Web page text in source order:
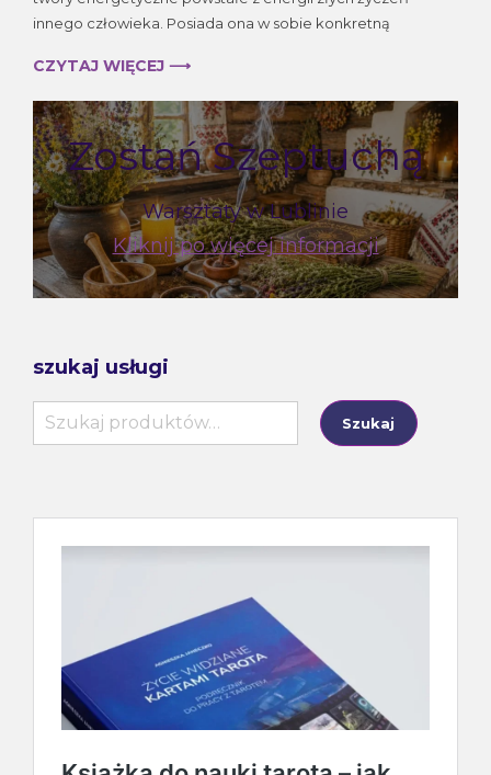
innego człowieka. Posiada ona w sobie konkretną
CZYTAJ WIĘCEJ ⟶
Zostań Szeptuchą
Warsztaty w Lublinie
Kliknij po więcej informacji
szukaj usługi
Szukaj:
Szukaj